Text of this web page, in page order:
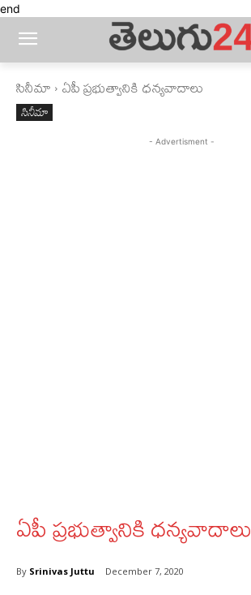
end
సినీమా ఏపీ ప్రభుత్వానికి ధన్యవాదాలు
సినీమా
- Advertisment -
ఏపీ ప్రభుత్వానికి ధన్యవాదాలు
By Srinivas Juttu December 7, 2020